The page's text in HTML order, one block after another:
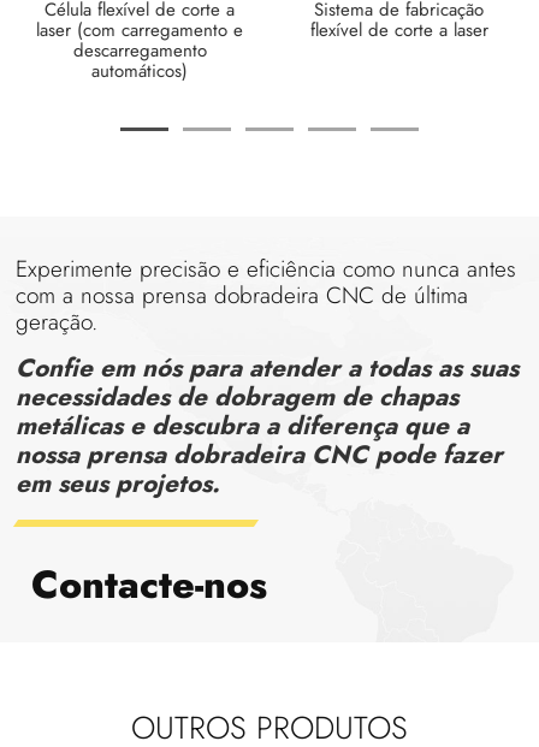
Célula flexível de corte a
laser (com carregamento e
descarregamento
automáticos)
Sistema de fabricação
flexível de corte a laser
Experimente precisão e eficiência como nunca antes
com a nossa prensa dobradeira CNC de última
geração.
Confie em nós para atender a todas as suas
necessidades de dobragem de chapas
metálicas e descubra a diferença que a
nossa prensa dobradeira CNC pode fazer
em seus projetos.
Contacte-nos
OUTROS PRODUTOS